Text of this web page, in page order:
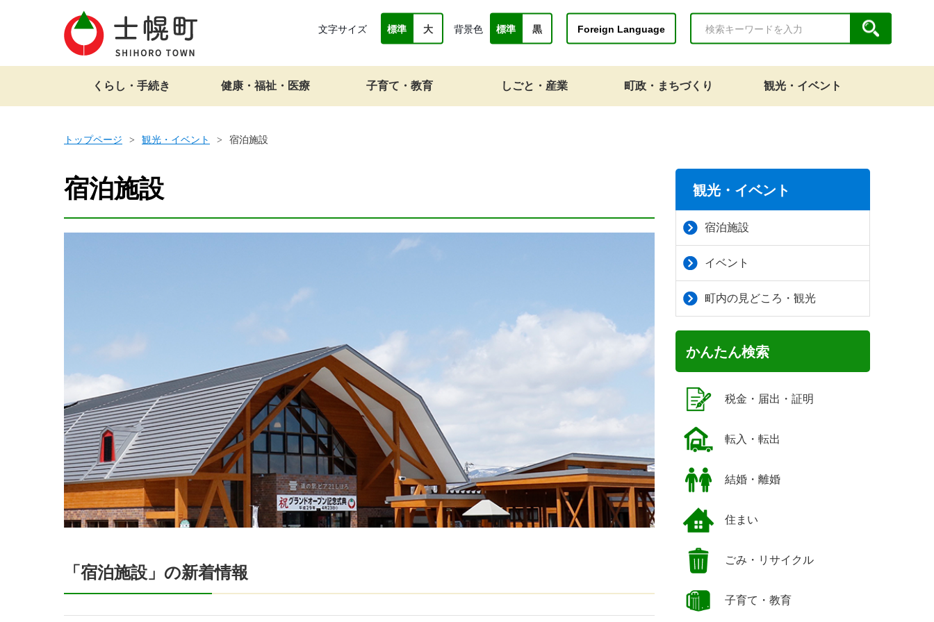
くらし・手続き 健康・福祉・医療 子育て・教育 しごと・産業 町政・まちづくり 観光・イベント
文字サイズ 標準 大 背景色 標準 黒 Foreign Language
トップページ 観光・イベント 宿泊施設
宿泊施設
「宿泊施設」の新着情報
観光・イベント
宿泊施設
イベント
町内の見どころ・観光
かんたん検索
税金・届出・証明
転入・転出
結婚・離婚
住まい
ごみ・リサイクル
子育て・教育